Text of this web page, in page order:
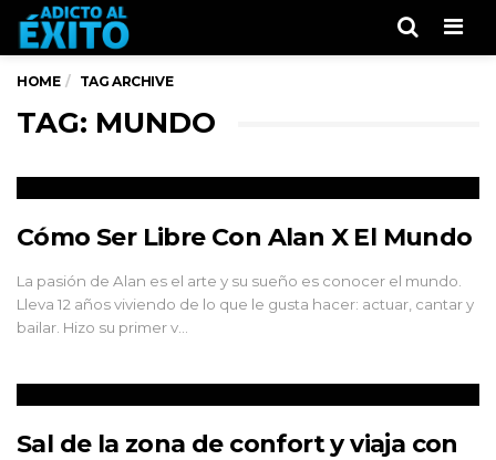
HOME TAG ARCHIVE
TAG: MUNDO
Cómo Ser Libre Con Alan X El Mundo
La pasión de Alan es el arte y su sueño es conocer el mundo.
Lleva 12 años viviendo de lo que le gusta hacer: actuar, cantar y
bailar. Hizo su primer v…
Sal de la zona de confort y viaja con